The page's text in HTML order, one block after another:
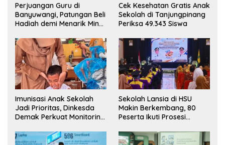
Perjuangan Guru di
Banyuwangi, Patungan Beli
Hadiah demi Menarik Minat
Cek Kesehatan Gratis Anak
Sekolah di Tanjungpinang
Periksa 49.343 Siswa
Imunisasi Anak Sekolah
Jadi Prioritas, Dinkesda
Demak Perkuat Monitoring
Sekolah Lansia di HSU
Makin Berkembang, 80
Peserta Ikuti Prosesi